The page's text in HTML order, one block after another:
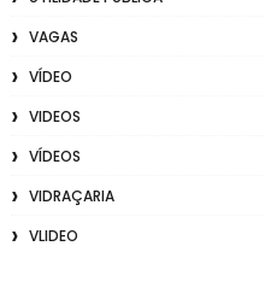
VAGAS
VÍDEO
VIDEOS
VÍDEOS
VIDRAÇARIA
VLIDEO